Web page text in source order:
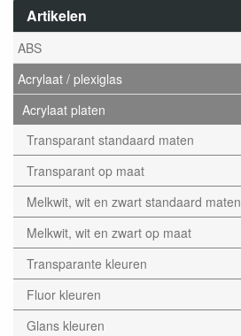
Artikelen
ABS
Acrylaat / plexiglas
Acrylaat platen
Transparant standaard maten
Transparant op maat
Melkwit, wit en zwart standaard maten
Melkwit, wit en zwart op maat
Transparante kleuren
Fluor kleuren
Glans kleuren